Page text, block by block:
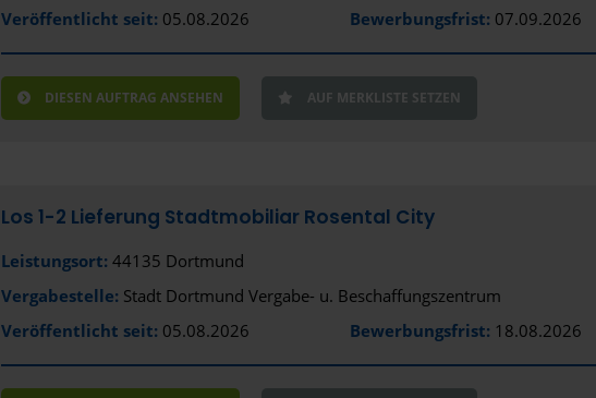
Dortmund
Veröffentlicht seit: 05.08.2026 Bewerbungsfrist: 07.09.2026
DIESEN AUFTRAG ANSEHEN AUF MERKLISTE SETZEN
Los 1-2 Lieferung Stadtmobiliar Rosental City
Leistungsort: 44135 Dortmund
Vergabestelle: Stadt Dortmund Vergabe- u. Beschaffungszentrum
Veröffentlicht seit: 05.08.2026 Bewerbungsfrist: 18.08.2026